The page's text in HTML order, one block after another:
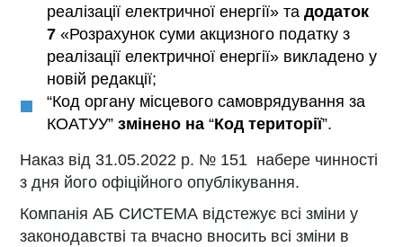
реалізації електричної енергії» тадодаток
7 «Розрахунок суми акцизного податку з
реалізації електричної енергії» викладено у
новій редакції;
“Код органу місцевого самоврядування за
КОАТУУ”змінено на “Код території”.
Наказ від 31.05.2022 р. № 151 набере чинності
з дня його офіційного опублікування.
Компанія АБ СИСТЕМА відстежує всі зміни у
законодавстві та вчасно вносить всі зміни в